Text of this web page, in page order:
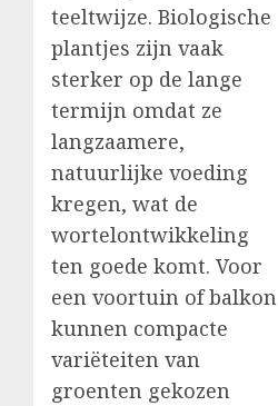
teeltwijze. Biologische
plantjes zijn vaak
sterker op de lange
termijn omdat ze
langzaamere,
natuurlijke voeding
kregen, wat de
wortelontwikkeling
ten goede komt. Voor
een voortuin of balkon
kunnen compacte
variëteiten van
groenten gekozen